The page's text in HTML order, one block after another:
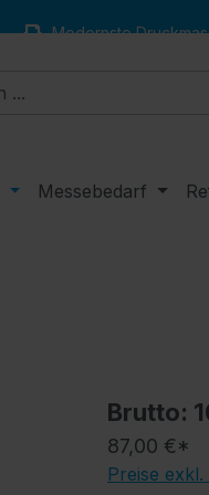
Modernste
Messebedarf
Brutto:
87,00 €*
Preise